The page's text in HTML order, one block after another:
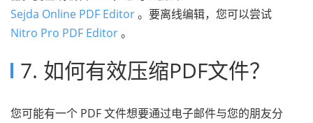
Sejda Online PDF Editor。要离线编辑，您可以尝试
Nitro Pro PDF Editor。
7. 如何有效压缩PDF文件？
您可能有一个 PDF 文件想要通过电子邮件与您的朋友分